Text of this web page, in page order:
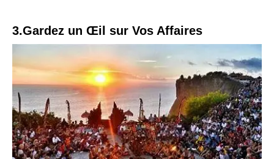
3.Gardez un Œil sur Vos Affaires